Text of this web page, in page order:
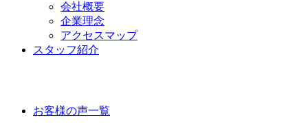
会社概要
企業理念
アクセスマップ
スタッフ紹介
お客様の声一覧